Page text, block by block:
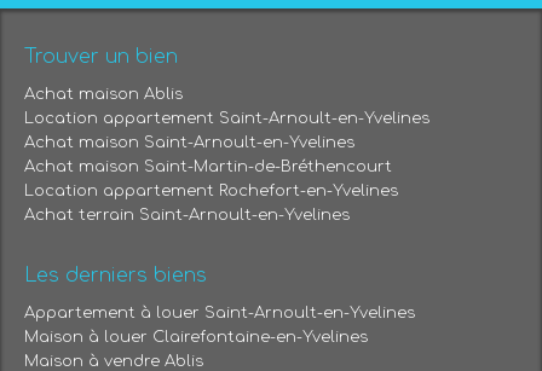
Trouver un bien
Achat maison Ablis
Location appartement Saint-Arnoult-en-Yvelines
Achat maison Saint-Arnoult-en-Yvelines
Achat maison Saint-Martin-de-Bréthencourt
Location appartement Rochefort-en-Yvelines
Achat terrain Saint-Arnoult-en-Yvelines
Les derniers biens
Appartement à louer Saint-Arnoult-en-Yvelines
Maison à louer Clairefontaine-en-Yvelines
Maison à vendre Ablis